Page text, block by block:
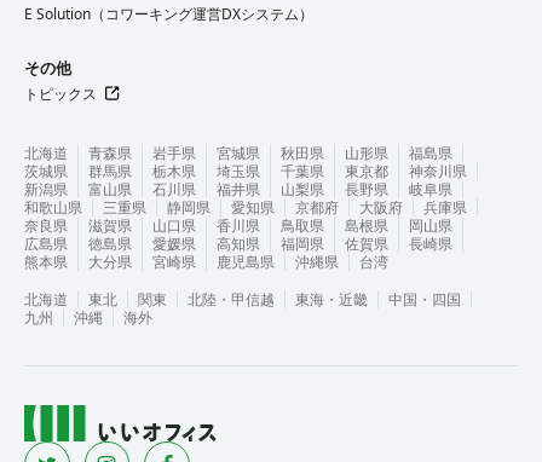
E Solution（コワーキング運営DXシステム）
その他
トピックス
北海道 青森県 岩手県 宮城県 秋田県 山形県
福島県
茨城県
群馬県 栃木県 埼玉県 千葉県 東京都
神奈川県
新潟県
富山県 石川県 福井県 山梨県 長野県
岐阜県
和歌山県
三重県 静岡県 愛知県 京都府 大阪府
兵庫県
奈良県
滋賀県 山口県 香川県 鳥取県 島根県
岡山県
広島県
徳島県 愛媛県 高知県 福岡県 佐賀県
長崎県
熊本県
大分県 宮崎県 鹿児島県 沖縄県
台湾
北海道
東北 関東 北陸・甲信越 東海・近畿
中国・四国
九州
沖縄 海外